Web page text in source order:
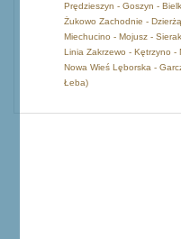
Prędzieszyn - Goszyn -
Żukowo Zachodnie -
Miechucino - Mojusz -
Linia Zakrzewo - Kętrzyno -
Nowa Wieś Lęborska -
Łeba)